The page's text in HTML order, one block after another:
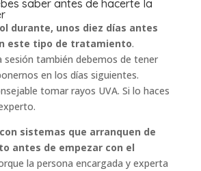
saber antes de hacerte la
durante, unos diez días antes
este tipo de tratamiento.
sesión también debemos de tener
en los días siguientes.
tomar rayos UVA. Si lo haces
sistemas que arranquen de
antes de empezar con el
la persona encargada y experta